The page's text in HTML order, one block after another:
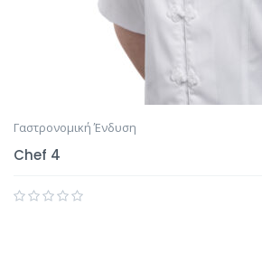
Γαστρονομική Ένδυση
Chef 4